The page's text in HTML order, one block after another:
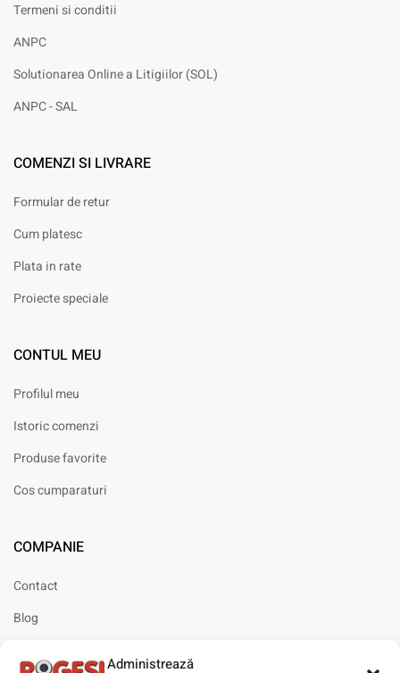
Administrează
Termeni si conditii
ANPC
Solutionarea Online a Litigiilor (SOL)
ANPC - SAL
COMENZI SI LIVRARE
Formular de retur
Cum platesc
Plata in rate
Proiecte speciale
CONTUL MEU
Profilul meu
Istoric comenzi
Produse favorite
Cos cumparaturi
COMPANIE
Contact
Blog